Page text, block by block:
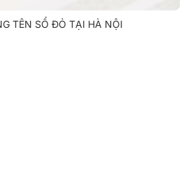
TÊN SỔ ĐỎ TẠI HÀ NỘI